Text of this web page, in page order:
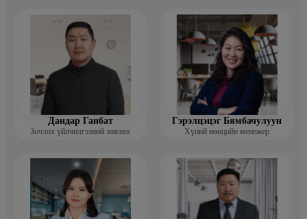
Дандар Ганбат
Зочлох үйлчилгээний зөвлөх
Гэрэлцэцэг Бямбачулуун
Хүний нөөцийн менежер